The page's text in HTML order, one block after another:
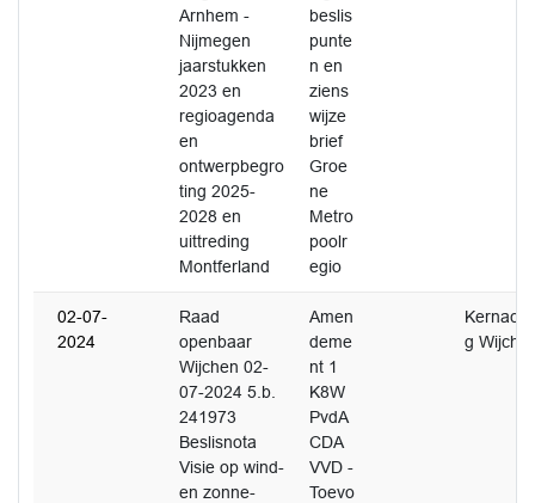
Arnhem -
Nijmegen
jaarstukken
2023 en
regioagenda
en
ontwerpbegro
ting 2025-
2028 en
uittreding
Montferland
beslis
punte
n en
ziens
wijze
brief
Groe
ne
Metro
poolr
egio
02-07-
2024
Raad
openbaar
Wijchen 02-
07-2024 5.b.
241973
Beslisnota
Visie op wind-
en zonne-
Amen
deme
nt 1
K8W
PvdA
CDA
VVD -
Toevo
Kernachti
g